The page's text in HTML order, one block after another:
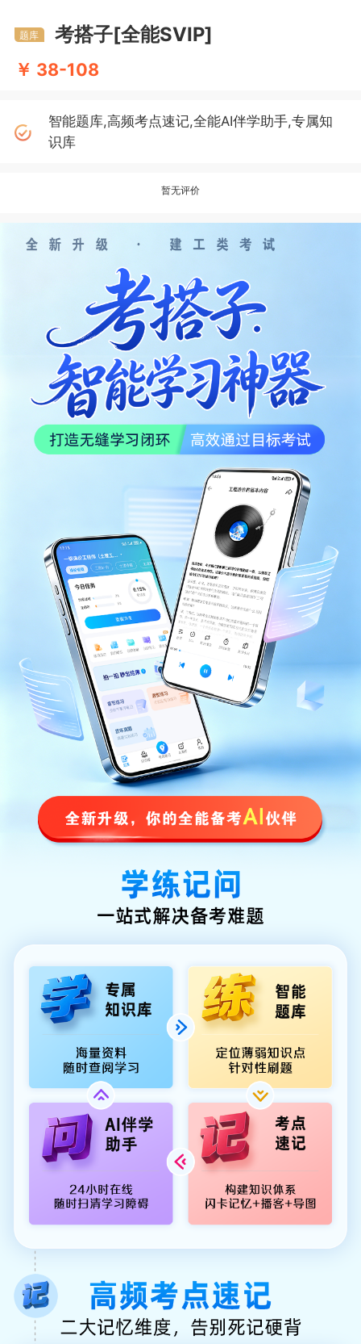
题库 考搭子[全能SVIP]
￥ 38-108
智能题库,高频考点速记,全能AI伴学助手,专属知
识库
暂无评价